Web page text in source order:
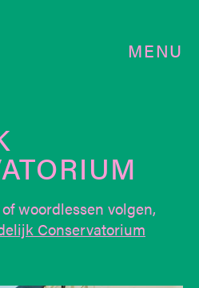
MENU
woordlessen volgen,
Conservatorium